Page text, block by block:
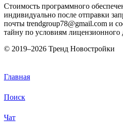
Стоимость программного
индивидуально после отправки
почты trendgroup78@gmail.com и
тайну по условиям лицензионного
© 2019–2026 Тренд Новостройки
Главная
Поиск
Чат